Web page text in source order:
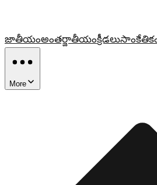
జాతీయంఅంతర్జాతీయంక్రీడలు
More